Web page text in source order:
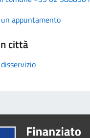
appuntamento
città